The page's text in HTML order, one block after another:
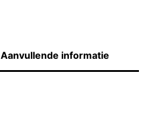
Aanvullende informatie